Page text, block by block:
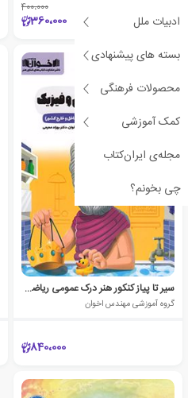
ادبیات ملل
بسته های پیشنهادی
محصولات فرهنگی
کمک آموزشی
مجله‌ی ایران‌کتاب
چی بخونم؟
400،000
360،000
سیر تا پیاز کنکور هنر درک عمومی ریاضی و فیزیک
گروه آموزشی مهندس اخوان
840،000